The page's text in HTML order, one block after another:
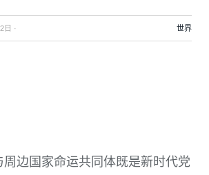
日 · 世界
周边国家命运共同体既是新时代党